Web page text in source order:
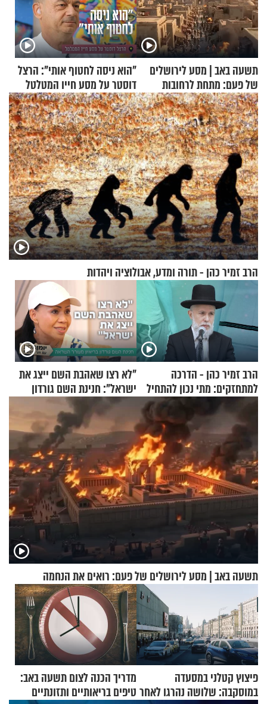
תשעה באב | מסע לירושלים
של פעם: מתחת לרחובות
ירושלים
"הוא ניסה לחטוף אותי": הרצל
דוסטר על מסע חייו המטלטל
הרב זמיר כהן - תורה ומדע, אבולוציה ויהדות
הרב זמיר כהן - הדרכה
למתחזקים: מתי נכון להתחיל
עם לבישת הציצית?
"לא רצו שאהבת השם ייצג את
ישראל": חנינת השם גורדון
בריאיון מעורר השראה
תשעה באב | מסע לירושלים של פעם: רואים את הנחמה
פיצוץ קטלני במסעדה
במוסקבה: שלושה נהרגו לאחר
מדריך הכנה לצום תשעה באב:
טיפים בריאותיים ותזונתיים